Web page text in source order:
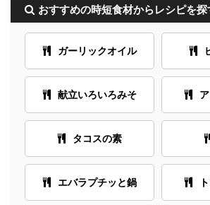
おすすめの時短食材からレシピを探
ガーリックオイル
献立いろいろみそ
タコスの素
エバラプチッと鍋